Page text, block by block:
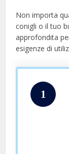
Non importa
conigli o il tuo
approfondita
esigenze di
1